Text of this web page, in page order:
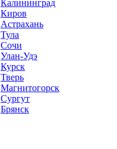
Калининград
Киров
Астрахань
Тула
Сочи
Улан-Удэ
Курск
Тверь
Магнитогорск
Сургут
Брянск